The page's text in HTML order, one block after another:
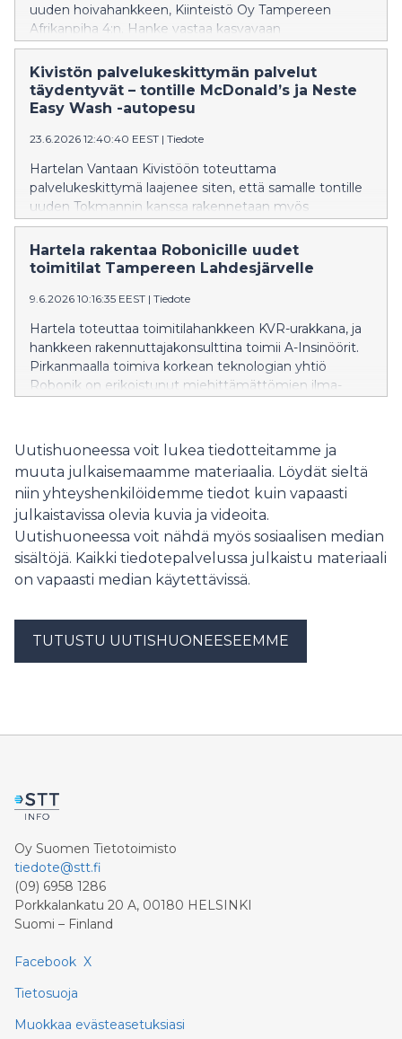
uuden hoivahankkeen, Kiinteistö Oy Tampereen
Afrikanpiha 4:n. Hanke vastaa kasvavaan
hoivapalveluiden tarpeeseen ja vahvistaa Hervannan
alueen monipuolista ja kehittyvää palvelurakennetta.
Kivistön palvelukeskittymän palvelut
täydentyvät – tontille McDonald’s ja Neste
Easy Wash -autopesu
23.6.2026 12:40:40 EEST | Tiedote
Hartelan Vantaan Kivistöön toteuttama
palvelukeskittymä laajenee siten, että samalle tontille
uuden Tokmannin kanssa rakennetaan myös
McDonald’s-ravintola sekä Neste Easy Wash -
autopesu. Hartela vastaa koko hankkeen
hankekehityksestä ja rakentamisesta.
Hartela rakentaa Robonicille uudet
toimitilat Tampereen Lahdesjärvelle
9.6.2026 10:16:35 EEST | Tiedote
Hartela toteuttaa toimitilahankkeen KVR-urakkana, ja
hankkeen rakennuttajakonsulttina toimii A-Insinöörit.
Pirkanmaalla toimiva korkean teknologian yhtiö
Robonik on erikoistunut miehittämättömien ilma-
Uutishuoneessa voit lukea tiedotteitamme ja
muuta julkaisemaamme materiaalia. Löydät sieltä
niin yhteyshenkilöidemme tiedot kuin vapaasti
julkaistavissa olevia kuvia ja videoita.
Uutishuoneessa voit nähdä myös sosiaalisen median
sisältöjä. Kaikki tiedotepalvelussa julkaistu materiaali
on vapaasti median käytettävissä.
TUTUSTU UUTISHUONEESEEMME
Oy Suomen Tietotoimisto
tiedote@stt.fi
(09) 6958 1286
Porkkalankatu 20 A, 00180 HELSINKI
Suomi – Finland
Facebook X
Tietosuoja
Muokkaa evästeasetuksiasi